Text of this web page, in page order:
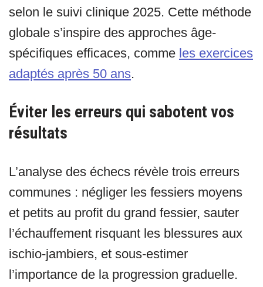
selon le suivi clinique 2025. Cette méthode
globale s’inspire des approches âge-
spécifiques efficaces, comme les exercices
adaptés après 50 ans.
Éviter les erreurs qui sabotent vos
résultats
L’analyse des échecs révèle trois erreurs
communes : négliger les fessiers moyens
et petits au profit du grand fessier, sauter
l’échauffement risquant les blessures aux
ischio-jambiers, et sous-estimer
l’importance de la progression graduelle.